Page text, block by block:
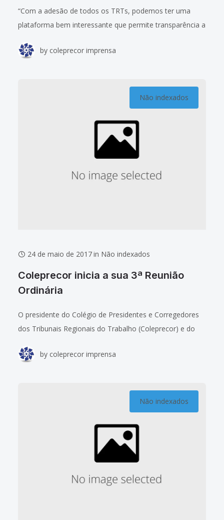
“Com a adesão de todos os TRTs, podemos ter uma
plataforma bem interessante que permite transparência a
ministroby coleprecor imprensa
Não indexados
24 de maio de 2017in Não indexados
Coleprecor inicia a sua 3ª Reunião
Ordinária
O presidente do Colégio de Presidentes e Corregedores
dos Tribunais Regionais do Trabalho (Coleprecor) e do
fez a abertura da 3ª Reunião Ordinária de
by coleprecor imprensa
Não indexados